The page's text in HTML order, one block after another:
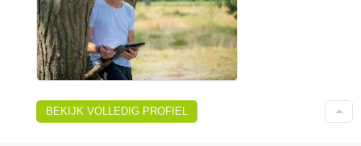
BEKIJK VOLLEDIG PROFIEL